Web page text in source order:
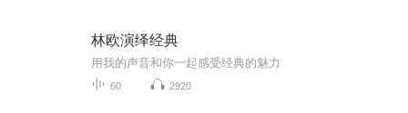
林欧演绎经典
用我的声音和你一起感受经典的魅力
60 2920